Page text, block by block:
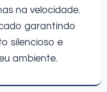
na velocidade.
garantindo
silencioso e
ambiente.